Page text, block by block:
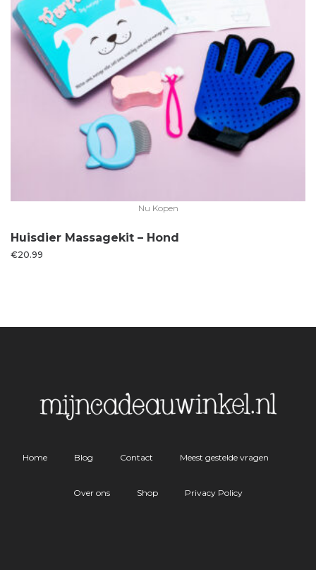
Nu Kopen
Huisdier Massagekit – Hond
€20.99
Home Blog Contact Meest gestelde vragen
Over ons Shop Privacy Policy